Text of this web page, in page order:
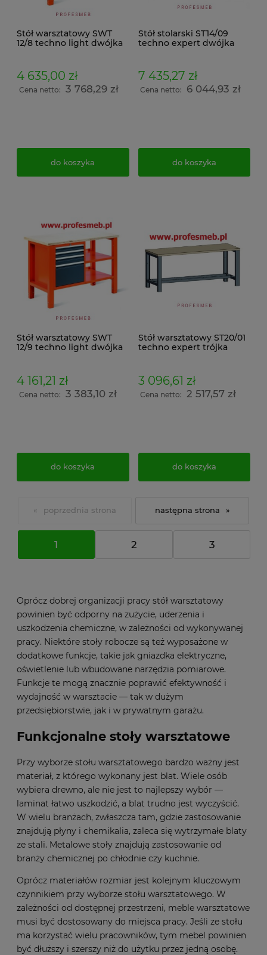
Stół warsztatowy SWT
12/8 techno light dwójka
4 635,00 zł
Cena netto: 3 768,29 zł
do koszyka
Stół stolarski ST14/09
techno expert dwójka
7 435,27 zł
Cena netto: 6 044,93 zł
do koszyka
Stół warsztatowy SWT
12/9 techno light dwójka
4 161,21 zł
Cena netto: 3 383,10 zł
do koszyka
Stół warsztatowy ST20/01
techno expert trójka
3 096,61 zł
Cena netto: 2 517,57 zł
do koszyka
«
1 2 3
»
Oprócz dobrej organizacji pracy stół warsztatowy
powinien być odporny na zużycie, uderzenia i
uszkodzenia chemiczne, w zależności od wykonywanej
pracy. Niektóre stoły robocze są też wyposażone w
dodatkowe funkcje, takie jak gniazdka elektryczne,
oświetlenie lub wbudowane narzędzia pomiarowe.
Funkcje te mogą znacznie poprawić efektywność i
wydajność w warsztacie — tak w dużym
przedsiębiorstwie, jak i w prywatnym garażu.
Funkcjonalne stoły warsztatowe
Przy wyborze stołu warsztatowego bardzo ważny jest
materiał, z którego wykonany jest blat. Wiele osób
wybiera drewno, ale nie jest to najlepszy wybór —
laminat łatwo uszkodzić, a blat trudno jest wyczyścić.
W wielu branżach, zwłaszcza tam, gdzie zastosowanie
znajdują płyny i chemikalia, zaleca się wytrzymałe blaty
ze stali. Metalowe stoły znajdują zastosowanie od
branży chemicznej po chłodnie czy kuchnie.
Oprócz materiałów rozmiar jest kolejnym kluczowym
czynnikiem przy wyborze stołu warsztatowego. W
zależności od dostępnej przestrzeni, meble warsztatowe
musi być dostosowany do miejsca pracy. Jeśli ze stołu
ma korzystać wielu pracowników, tym mebel powinien
być dłuższy i szerszy niż do użytku przez jedną osobę.